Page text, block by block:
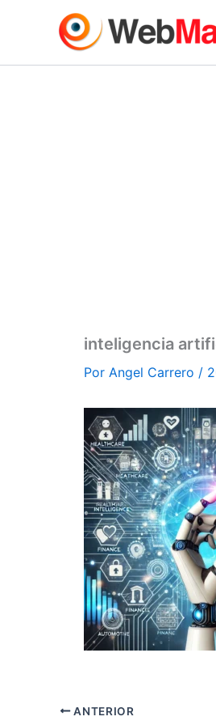
inteligencia
Por Angel Carrero /
ANTERIOR